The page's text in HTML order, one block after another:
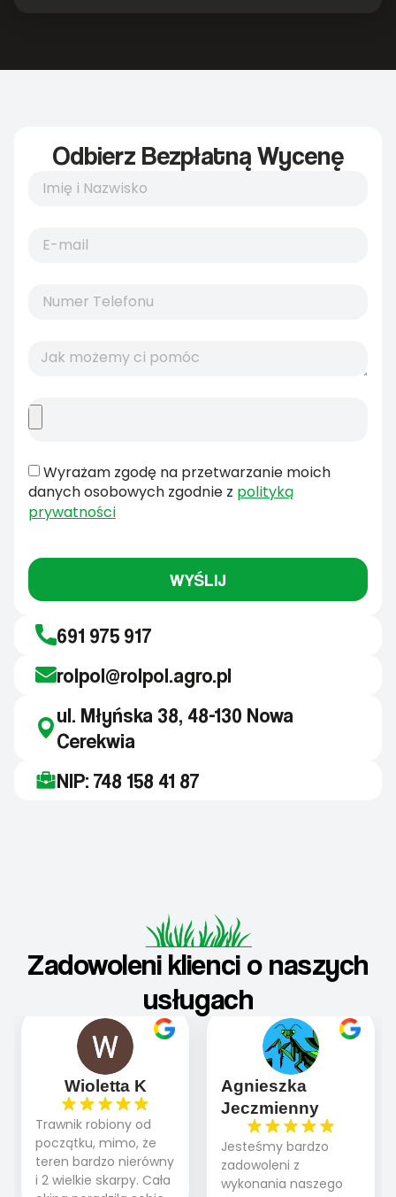
Odbierz Bezpłatną Wycenę
Wyrażam zgodę na przetwarzanie moich
danych osobowych zgodnie z polityką
prywatności
WYŚLIJ
691 975 917
rolpol@rolpol.agro.pl
ul. Młyńska 38, 48-130 Nowa
Cerekwia
NIP: 748 158 41 87
Zadowoleni klienci o naszych
usługach
Wioletta K
Trawnik robiony od
początku, mimo, że
teren bardzo nierówny
i 2 wielkie skarpy. Cała
Agnieszka
Jeczmienny
Jesteśmy bardzo
zadowoleni z
wykonania naszego